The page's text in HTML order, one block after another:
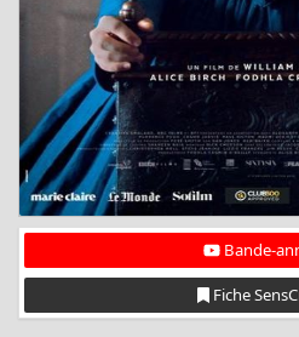
Bande-
Fiche